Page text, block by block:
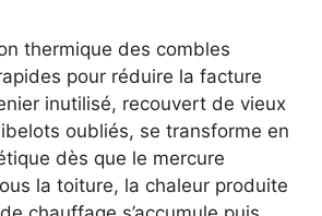
thermique des combles
pour réduire la facture
inutilisé, recouvert de vieux
oubliés, se transforme en
dès que le mercure
la toiture, la chaleur produite